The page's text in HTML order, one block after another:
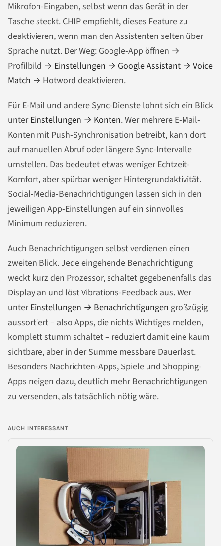
Mikrofon-Eingaben, selbst wenn das Gerät in der
Tasche steckt. CHIP empfiehlt, dieses Feature zu
deaktivieren, wenn man den Assistenten selten über
Sprache nutzt. Der Weg: Google-App öffnen →
Profilbild → Einstellungen → Google Assistant → Voice
Match → Hotword deaktivieren.
Für E-Mail und andere Sync-Dienste lohnt sich ein Blick
unterEinstellungen → Konten. Wer mehrere E-Mail-
Konten mit Push-Synchronisation betreibt, kann dort
auf manuellen Abruf oder längere Sync-Intervalle
umstellen. Das bedeutet etwas weniger Echtzeit-
Komfort, aber spürbar weniger Hintergrundaktivität.
Social-Media-Benachrichtigungen lassen sich in den
jeweiligen App-Einstellungen auf ein sinnvolles
Minimum reduzieren.
Auch Benachrichtigungen selbst verdienen einen
zweiten Blick. Jede eingehende Benachrichtigung
weckt kurz den Prozessor, schaltet gegebenenfalls das
Display an und löst Vibrations-Feedback aus. Wer
unterEinstellungen → Benachrichtigungen großzügig
aussortiert – also Apps, die nichts Wichtiges melden,
komplett stumm schaltet – reduziert damit eine kaum
sichtbare, aber in der Summe messbare Dauerlast.
Besonders Nachrichten-Apps, Spiele und Shopping-
Apps neigen dazu, deutlich mehr Benachrichtigungen
zu versenden, als tatsächlich nötig wäre.
AUCH INTERESSANT